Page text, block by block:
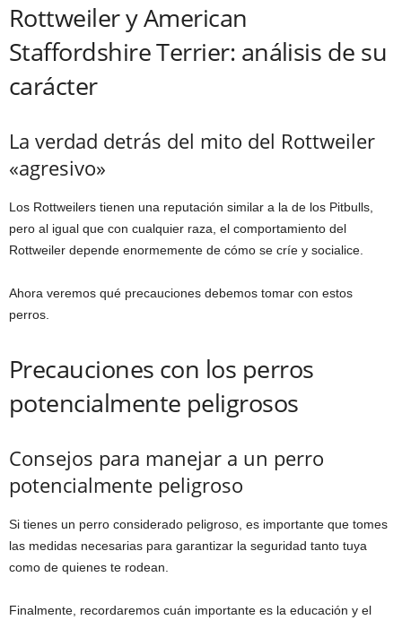
Rottweiler y American
Staffordshire Terrier: análisis de su
carácter
La verdad detrás del mito del Rottweiler
«agresivo»
Los Rottweilers tienen una reputación similar a la de los Pitbulls,
pero al igual que con cualquier raza, el comportamiento del
Rottweiler depende enormemente de cómo se críe y socialice.
Ahora veremos qué precauciones debemos tomar con estos
perros.
Precauciones con los perros
potencialmente peligrosos
Consejos para manejar a un perro
potencialmente peligroso
Si tienes un perro considerado peligroso, es importante que tomes
las medidas necesarias para garantizar la seguridad tanto tuya
como de quienes te rodean.
Finalmente, recordaremos cuán importante es la educación y el